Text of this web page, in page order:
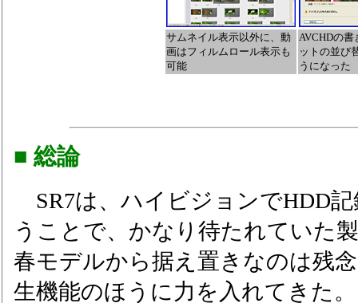
サムネイル表示以外に、動
画はフィルムロール表示も
可能
AVCHDの
ットの並び
うになった
■ 総論
SR7は、ハイビジョンでHDD
うことで、かなり待たれていた
春モデルから据え置きなのは残
生機能のほうに力を入れてきた